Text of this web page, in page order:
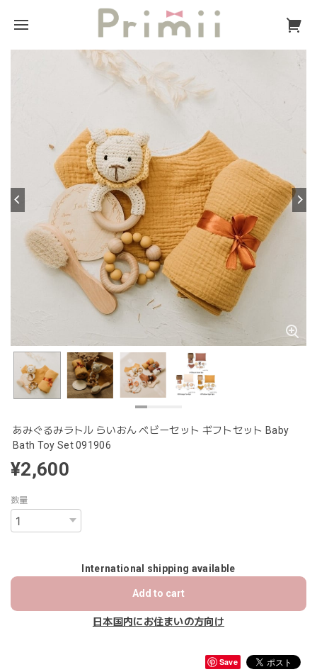
あみぐるみラトル らいおん ベビーセット ギフトセット Baby
Bath Toy Set 091906
¥2,600
数量
International shipping available
Add to cart
日本国内にお住まいの方向け
Save